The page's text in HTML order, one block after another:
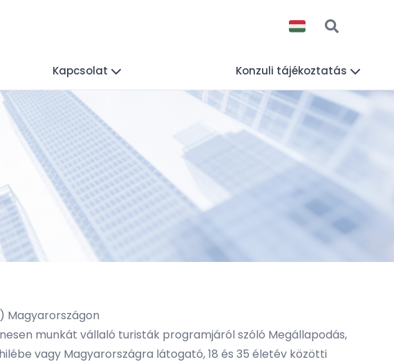
Kapcsolat Konzuli tájékoztatás
Magyarországon
munkát vállaló turisták programjáról szóló Megállapodás,
vagy Magyarországra látogató, 18 és 35 életév közötti